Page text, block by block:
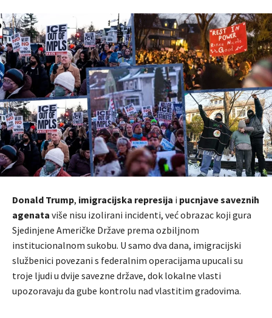
Donald Trump, imigracijska represija i pucnjave saveznih
agenata više nisu izolirani incidenti, već obrazac koji gura
Sjedinjene Američke Države prema ozbiljnom
institucionalnom sukobu. U samo dva dana, imigracijski
službenici povezani s federalnim operacijama upucali su
troje ljudi u dvije savezne države, dok lokalne vlasti
upozoravaju da gube kontrolu nad vlastitim gradovima.